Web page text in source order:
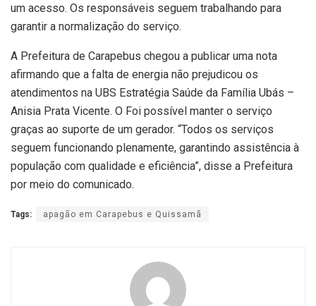
um acesso. Os responsáveis seguem trabalhando para
garantir a normalização do serviço.
A Prefeitura de Carapebus chegou a publicar uma nota
afirmando que a falta de energia não prejudicou os
atendimentos na UBS Estratégia Saúde da Família Ubás –
Anisia Prata Vicente. O Foi possível manter o serviço
graças ao suporte de um gerador. “Todos os serviços
seguem funcionando plenamente, garantindo assistência à
população com qualidade e eficiência”, disse a Prefeitura
por meio do comunicado.
Tags: apagão em Carapebus e Quissamã